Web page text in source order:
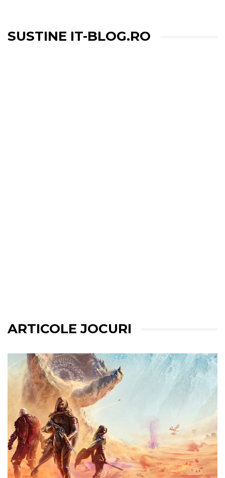
SUSTINE IT-BLOG.RO
ARTICOLE JOCURI